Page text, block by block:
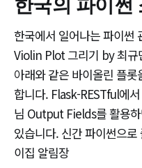
한국에서 일어나는 파이썬
Violin Plot 그리기 by 최규
아래와 같은 바이올린 플
합니다. Flask-RESTful에
님 Output Fields를 활용
있습니다. 신간 파이썬으
이집 알림장